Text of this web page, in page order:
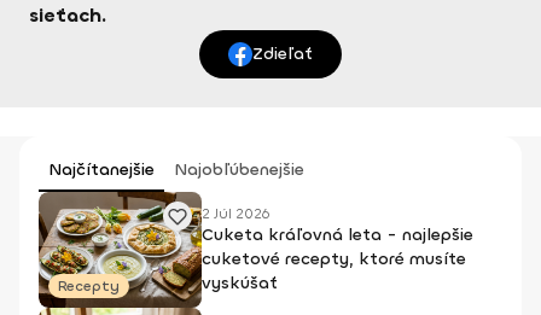
sieťach.
Zdieľať
Najčítanejšie Najobľúbenejšie
Recepty
2 Júl 2026
Cuketa kráľovná leta - najlepšie
cuketové recepty, ktoré musíte
vyskúšať